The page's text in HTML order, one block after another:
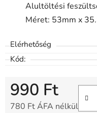
Alultöltési
Méret: 53mm x
Elérhetőség
Kód:
990 Ft
780 Ft ÁFA nélkül